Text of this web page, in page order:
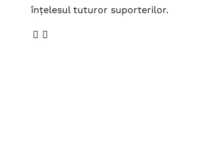
înțelesul tuturor suporterilor.